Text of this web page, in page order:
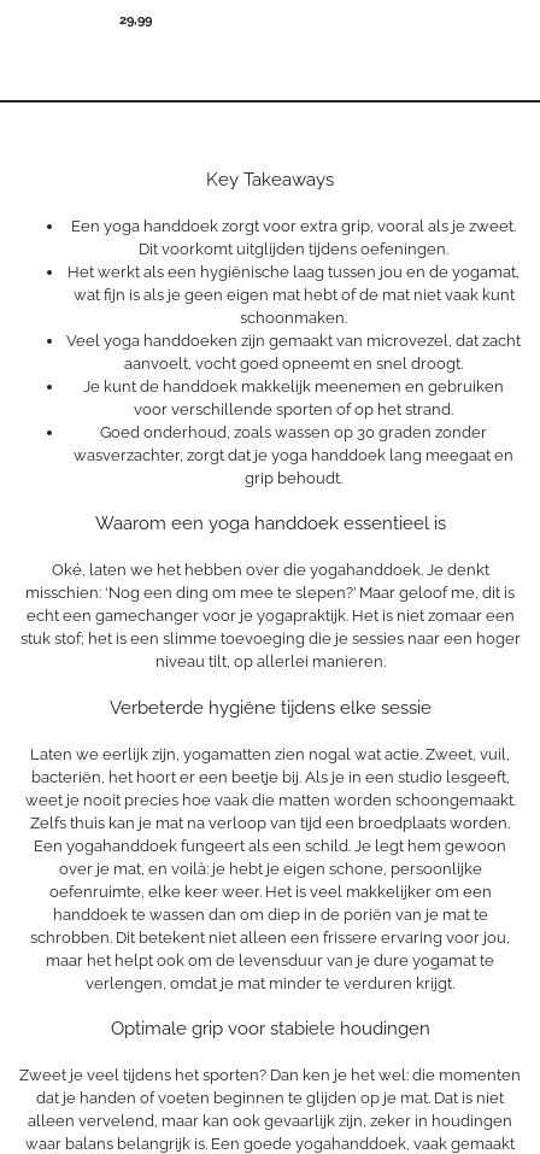
29,99
Key Takeaways
Een yoga handdoek zorgt voor extra grip, vooral als je zweet.
Dit voorkomt uitglijden tijdens oefeningen.
Het werkt als een hygiënische laag tussen jou en de yogamat,
wat fijn is als je geen eigen mat hebt of de mat niet vaak kunt
schoonmaken.
Veel yoga handdoeken zijn gemaakt van microvezel, dat zacht
aanvoelt, vocht goed opneemt en snel droogt.
Je kunt de handdoek makkelijk meenemen en gebruiken
voor verschillende sporten of op het strand.
Goed onderhoud, zoals wassen op 30 graden zonder
wasverzachter, zorgt dat je yoga handdoek lang meegaat en
grip behoudt.
Waarom een yoga handdoek essentieel is
Oké, laten we het hebben over die yogahanddoek. Je denkt
misschien: ‘Nog een ding om mee te slepen?’ Maar geloof me, dit is
echt een gamechanger voor je yogapraktijk. Het is niet zomaar een
stuk stof; het is een slimme toevoeging die je sessies naar een hoger
niveau tilt, op allerlei manieren.
Verbeterde hygiëne tijdens elke sessie
Laten we eerlijk zijn, yogamatten zien nogal wat actie. Zweet, vuil,
bacteriën, het hoort er een beetje bij. Als je in een studio lesgeeft,
weet je nooit precies hoe vaak die matten worden schoongemaakt.
Zelfs thuis kan je mat na verloop van tijd een broedplaats worden.
Een yogahanddoek fungeert als een schild. Je legt hem gewoon
over je mat, en voilà: je hebt je eigen schone, persoonlijke
oefenruimte, elke keer weer. Het is veel makkelijker om een
handdoek te wassen dan om diep in de poriën van je mat te
schrobben. Dit betekent niet alleen een frissere ervaring voor jou,
maar het helpt ook om de levensduur van je dure yogamat te
verlengen, omdat je mat minder te verduren krijgt.
Optimale grip voor stabiele houdingen
Zweet je veel tijdens het sporten? Dan ken je het wel: die momenten
dat je handen of voeten beginnen te glijden op je mat. Dat is niet
alleen vervelend, maar kan ook gevaarlijk zijn, zeker in houdingen
waar balans belangrijk is. Een goede yogahanddoek, vaak gemaakt